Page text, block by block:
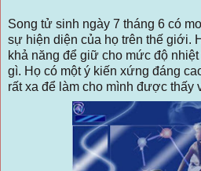
Song tử sinh ngày 7 tháng 6 có
sự hiện diện của họ trên thế giới.
khả năng để giữ cho mức độ
gì. Họ có một ý kiến xứng đáng
rất xa để làm cho mình được thấy